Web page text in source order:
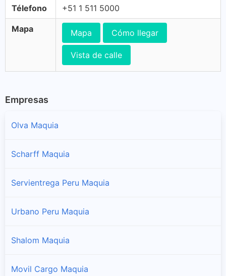
Télefono +51 1 511 5000
Mapa Mapa Cómo llegar
Vista de calle
Empresas
Olva Maquia
Scharff Maquia
Servientrega Peru Maquia
Urbano Peru Maquia
Shalom Maquia
Movil Cargo Maquia